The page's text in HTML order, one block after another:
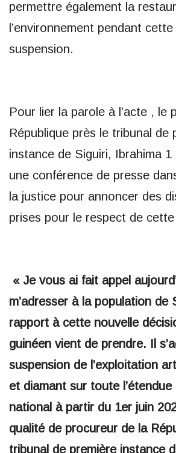
permettre également la
l’environnement pendant
suspension.
Pour lier la parole à l’acte , le
République près le tribunal de
instance de Siguiri, Ibrahima
une conférence de presse
la justice pour annoncer des
prises pour le respect de
« Je vous ai fait appel
m’adresser à la population de
rapport à cette nouvelle
guinéen vient de prendre. Il
suspension de l’exploitation
et diamant sur toute
national à partir du 1er juin
qualité de procureur de la
tribunal de première instance